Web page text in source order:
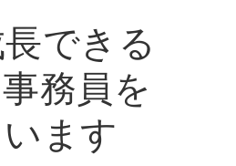
できる
務員を
ます